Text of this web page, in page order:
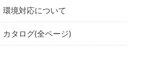
環境対応について
カタログ(全ページ)